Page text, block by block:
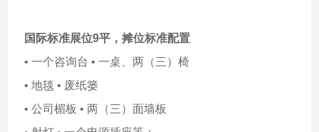
国际标准展位9平，摊位标准配置
• 一个咨询台 • 一桌、两（三）椅
• 地毯 • 废纸篓
• 公司楣板 • 两（三）面墙板